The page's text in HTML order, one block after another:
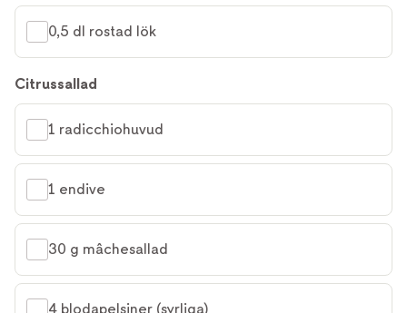
0,5 dl rostad lök
Citrussallad
1 radicchiohuvud
1 endive
30 g mâchesallad
4 blodapelsiner (syrliga)